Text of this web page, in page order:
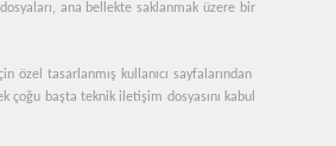
ana bellekte saklanmak üzere bir
tasarlanmış kullanıcı sayfalarından
çoğu başta teknik iletişim dosyasını kabul